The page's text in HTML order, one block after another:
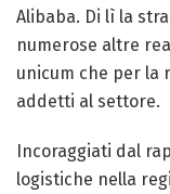
Alibaba. Di lì la
numerose altre
unicum che per la
addetti al settore.
Incoraggiati dal
logistiche nella